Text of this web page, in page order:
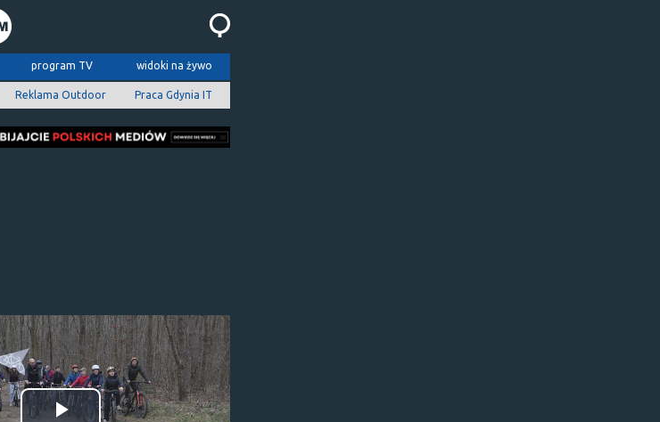
program TV widoki na żywo
Reklama Outdoor Praca Gdynia IT